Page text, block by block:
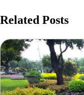
Related Posts